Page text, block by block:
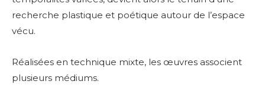
recherche plastique et poétique autour de l’espace
vécu.
Réalisées en technique mixte, les œuvres associent
plusieurs médiums.